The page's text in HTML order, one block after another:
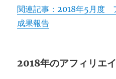
関連記事：2018年5月度
成果報告
2018年のアフィリエ